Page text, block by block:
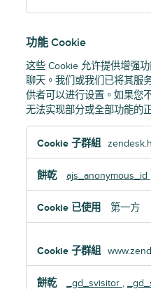
功能 Cookie
这些 Cookie 允许提供增强
聊天。我们或我们已将其服
供者可以进行设置。如果您
无法实现部分或全部功能的
Cookie
ajs_anonymous_id
第一方
_gd_svisitor ,